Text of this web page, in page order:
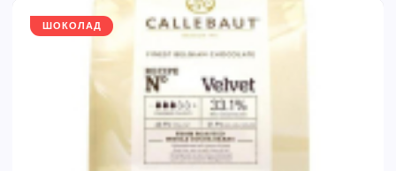
ШОКОЛАД